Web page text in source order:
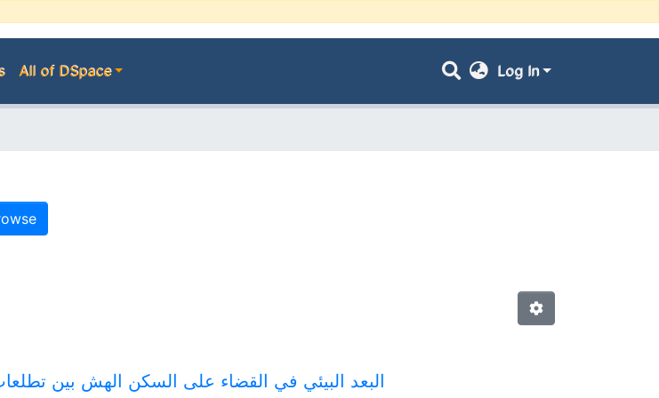
All of DSpace Log In
البعد البيئي في القضاء على السكن الهش بين